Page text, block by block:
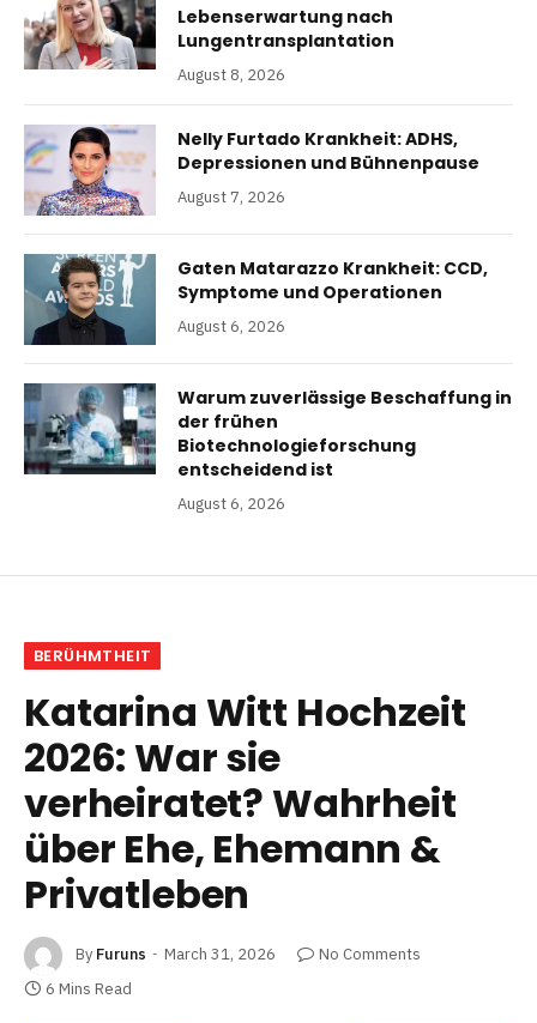
Lebenserwartung nach
Lungentransplantation
August 8, 2026
Nelly Furtado Krankheit: ADHS,
Depressionen und Bühnenpause
August 7, 2026
Gaten Matarazzo Krankheit: CCD,
Symptome und Operationen
August 6, 2026
Warum zuverlässige Beschaffung in
der frühen
Biotechnologieforschung
entscheidend ist
August 6, 2026
BERÜHMTHEIT
Katarina Witt Hochzeit
2026: War sie
verheiratet? Wahrheit
über Ehe, Ehemann &
Privatleben
By Furuns March 31, 2026
No Comments
6 Mins Read